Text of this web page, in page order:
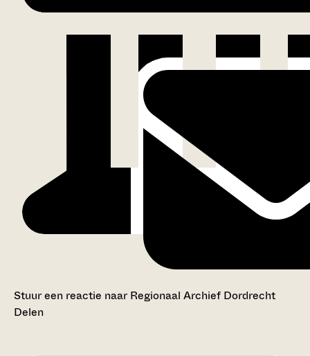
Stuur een reactie naar Regionaal Archief Dordrecht
Delen